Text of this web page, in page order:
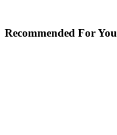
Recommended For You